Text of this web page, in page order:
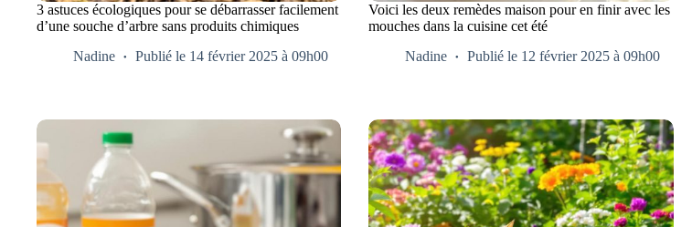
3 astuces écologiques pour se débarrasser facilement
d’une souche d’arbre sans produits chimiques
Nadine
Publié le 14 février 2025 à 09h00
Voici les deux remèdes maison pour en finir avec les
mouches dans la cuisine cet été
Nadine
Publié le 12 février 2025 à 09h00